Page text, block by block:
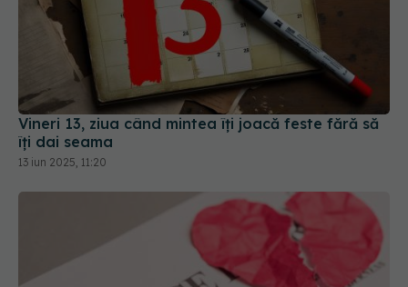
Vineri 13, ziua când mintea îți joacă feste fără să
îți dai seama
13 iun 2025, 11:20